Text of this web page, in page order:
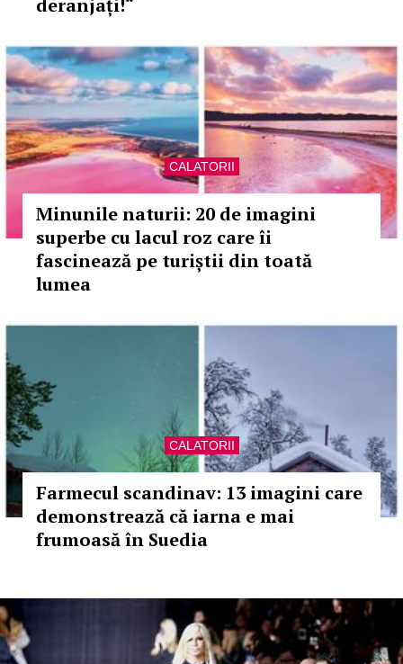
deranjați!“
CALATORII
Minunile naturii: 20 de imagini
superbe cu lacul roz care îi
fascinează pe turiștii din toată
lumea
CALATORII
Farmecul scandinav: 13 imagini care
demonstrează că iarna e mai
frumoasă în Suedia